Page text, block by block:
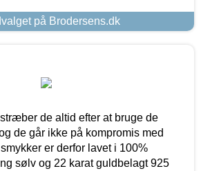
på Brodersens.dk
de altid efter at bruge de
de går ikke på kompromis med
er derfor lavet i 100%
sølv og 22 karat guldbelagt 925